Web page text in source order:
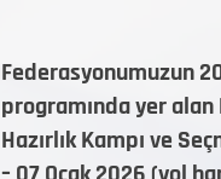
Federasyonumuzun
programında yer
Hazırlık Kampı ve